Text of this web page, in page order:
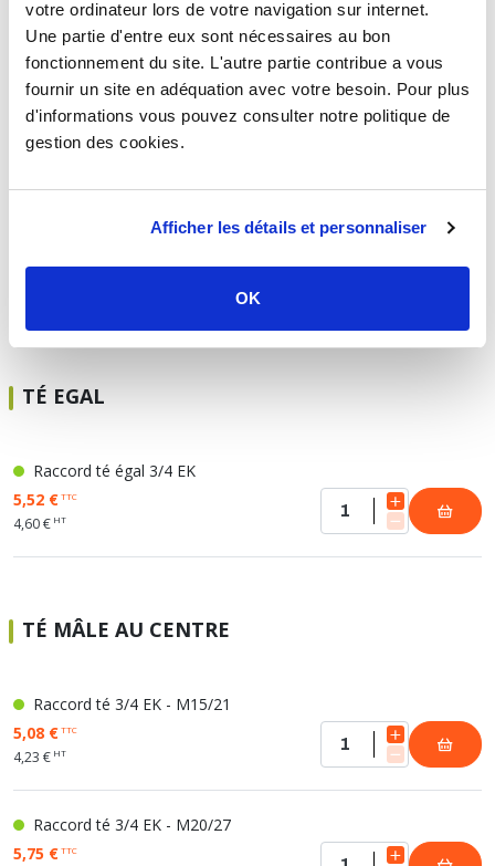
votre ordinateur lors de votre navigation sur internet.
Une partie d'entre eux sont nécessaires au bon
fonctionnement du site. L'autre partie contribue a vous
fournir un site en adéquation avec votre besoin. Pour plus
d'informations vous pouvez consulter notre politique de
gestion des cookies.
Afficher les détails et personnaliser
OK
TÉ FEMELLE AU CENTRE
Raccord té 3/4 EK vers femelle à visser
4,68 €TTC
Raccord té 3/4 EK vers femelle à visser
6,11 €
TÉ EGAL
Raccord té égal 3/4 EK
5,52 €TTC
4,60 € HT
TÉ MÂLE AU CENTRE
Raccord té 3/4 EK - M15/21
5,08 €TTC
4,23 € HT
Raccord té 3/4 EK - M20/27
5,75 €TTC